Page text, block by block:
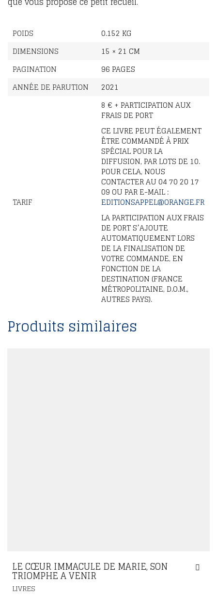
POIDS
0.152 KG
DIMENSIONS
15 × 21 CM
PAGINATION
96 PAGES
ANNÉE DE PARUTION
2021
TARIF
8 € + PARTICIPATION AUX
FRAIS DE PORT
CE LIVRE PEUT ÉGALEMENT
ÊTRE COMMANDÉ À PRIX
SPÉCIAL POUR LA
DIFFUSION, PAR LOTS DE 10.
POUR CELA, NOUS
CONTACTER AU 04 70 20 17
09 OU PAR E-MAIL :
EDITIONSAPPEL@ORANGE.FR
LA PARTICIPATION AUX FRAIS
DE PORT S’AJOUTE
AUTOMATIQUEMENT LORS
DE LA FINALISATION DE
VOTRE COMMANDE, EN
FONCTION DE LA
DESTINATION (FRANCE
MÉTROPOLITAINE, D.O.M.,
AUTRES PAYS).
Produits similaires
LE CŒUR IMMACULE DE MARIE, SON
TRIOMPHE A VENIR
LIVRES